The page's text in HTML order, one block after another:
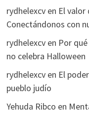
rydhelexcven El valor
Conectándonos con
rydhelexcven Por
no celebra Halloween
rydhelexcven El
pueblo judío
Yehuda Ribco en